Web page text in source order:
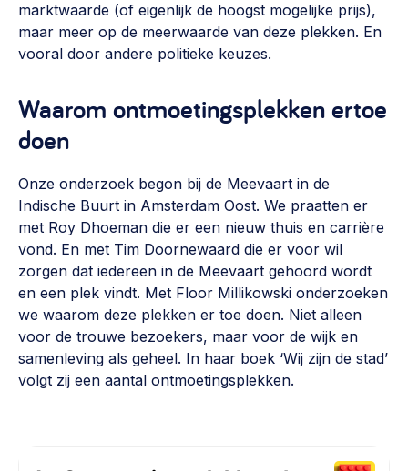
Meebeslissen
Uitdaagrecht, gemeenschapsfondsen, lokale democratie >
Lobbyen, invloed uitoefenen, maatschappelijke impact >
invoering omgevingswet, participatie,
gebiedsontwikkeling>
marktwaarde (of eigenlijk de hoogst mogelijke prijs),
maar meer op de meerwaarde van deze plekken. En
vooral door andere politieke keuzes.
Waarom ontmoetingsplekken ertoe
doen
Onze onderzoek begon bij de Meevaart in de
Indische Buurt in Amsterdam Oost. We praatten er
met Roy Dhoeman die er een nieuw thuis en carrière
vond. En met Tim Doornewaard die er voor wil
zorgen dat iedereen in de Meevaart gehoord wordt
en een plek vindt. Met Floor Millikowski onderzoeken
we waarom deze plekken er toe doen. Niet alleen
voor de trouwe bezoekers, maar voor de wijk en
samenleving als geheel. In haar boek ‘Wij zijn de stad’
volgt zij een aantal ontmoetingsplekken.